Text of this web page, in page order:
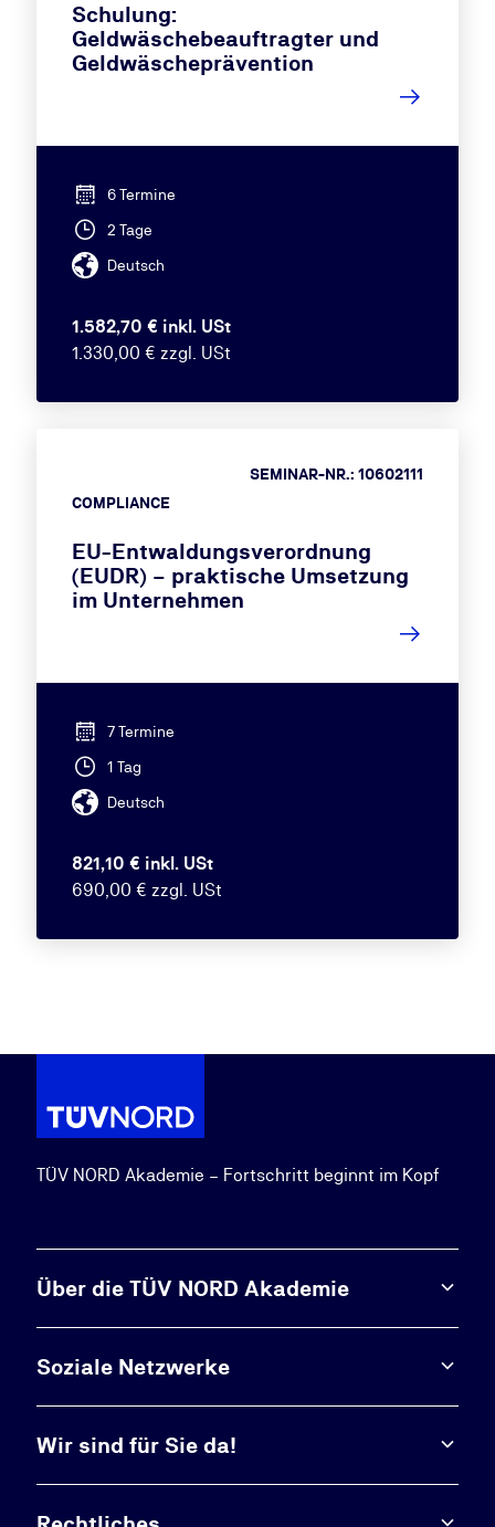
Schulung:
Geldwäschebeauftragter und
Geldwäscheprävention
6 Termine
2 Tage
Deutsch
1.582,70 € inkl. USt
1.330,00 € zzgl. USt
COMPLIANCE
SEMINAR-NR.: 10602111
EU-Entwaldungsverordnung
(EUDR) – praktische Umsetzung
im Unternehmen
7 Termine
1 Tag
Deutsch
821,10 € inkl. USt
690,00 € zzgl. USt
TÜV NORD Akademie – Fortschritt beginnt im Kopf
Über die TÜV NORD Akademie
Soziale Netzwerke
Wir sind für Sie da!